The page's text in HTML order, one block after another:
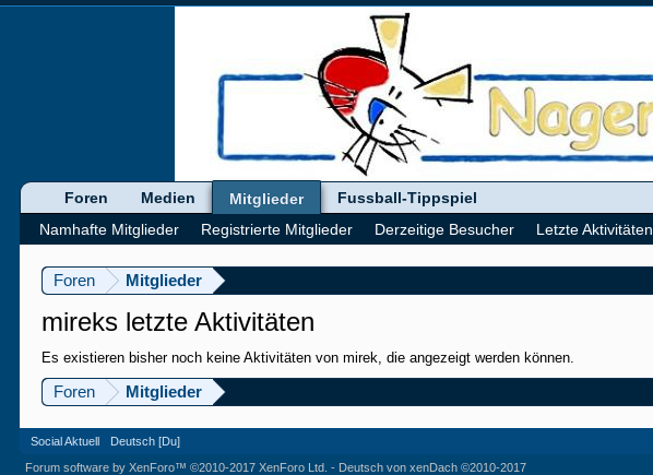
Foren Mitglieder
mireks letzte Aktivitäten
Es existieren bisher noch keine Aktivitäten von mirek, die angezeigt werden können.
Foren Mitglieder
Foren Medien
Mitglieder
Namhafte Mitglieder
Registrierte Mitglieder Derzeitige Besucher Letzte Aktivitäten
Fussball-Tippspiel
Social Aktuell Deutsch [Du]
Forum software by XenForo™©2010-2017 XenForo Ltd. - Deutsch von xenDach©2010-2017